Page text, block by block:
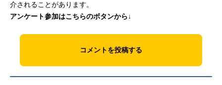
介されることがあります。
アンケート参加はこちらのボタンから↓
コメントを投稿する